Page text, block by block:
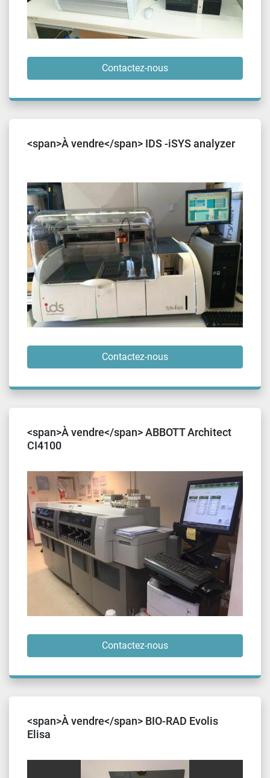
Contactez-nous
<span>À vendre</span> IDS -iSYS analyzer
Contactez-nous
<span>À vendre</span> ABBOTT Architect
CI4100
Contactez-nous
<span>À vendre</span> BIO-RAD Evolis
Elisa